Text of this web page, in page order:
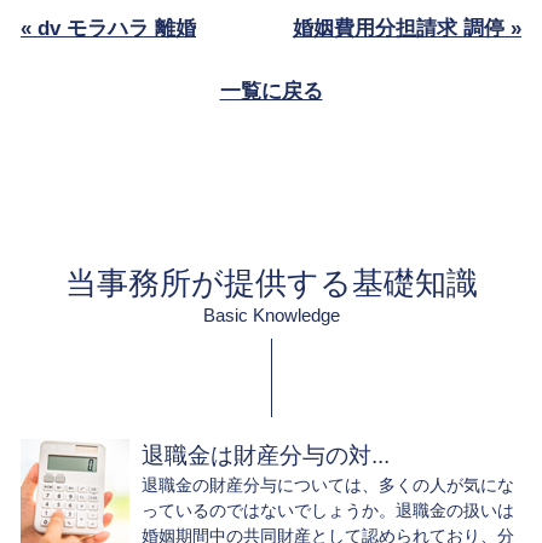
« dv モラハラ 離婚 婚姻費用分担請求 調停 »
一覧に戻る
当事務所が提供する基礎知識
Basic Knowledge
退職金は財産分与の対...
退職金の財産分与については、多くの人が気にな
っているのではないでしょうか。退職金の扱いは
婚姻期間中の共同財産として認められており、分